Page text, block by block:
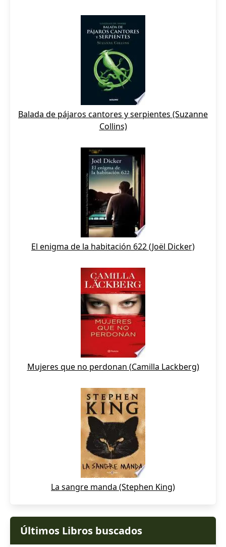
Balada de pájaros cantores y serpientes (Suzanne
Collins)
El enigma de la habitación 622 (Joël Dicker)
Mujeres que no perdonan (Camilla Lackberg)
La sangre manda (Stephen King)
Últimos Libros buscados